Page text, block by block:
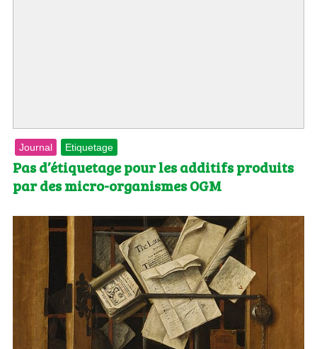
Journal Etiquetage
Pas d’étiquetage pour les additifs produits
par des micro-organismes OGM